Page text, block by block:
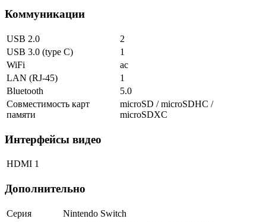
Коммуникации
USB 2.0
2
USB 3.0 (type C)
1
WiFi
ac
LAN (RJ-45)
1
Bluetooth
5.0
Совместимость карт
памяти
microSD / microSDHC /
microSDXC
Интерфейсы видео
HDMI 1
Дополнительно
Серия Nintendo Switch